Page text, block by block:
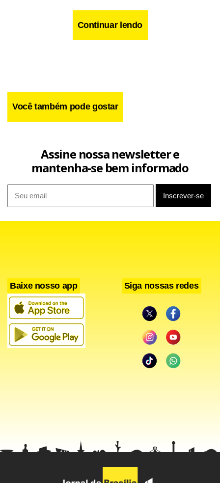
Facebook
WhatsApp
LinkedIn
Twitter
X Telegram
Share
Continuar lendo
Você também pode gostar
Assine nossa newsletter e
mantenha-se bem informado
Baixe nosso app Siga nossas redes